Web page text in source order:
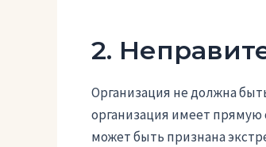
2.
Организация не должна
организация имеет прямую
может быть признана